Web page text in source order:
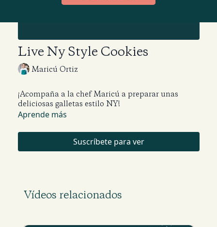
Live Ny Style Cookies
Maricú Ortiz
¡Acompaña a la chef Maricú a preparar unas
deliciosas galletas estilo NY!
Aprende más
Suscríbete para ver
Vídeos relacionados